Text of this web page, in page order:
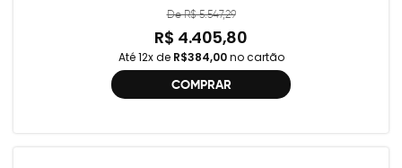
De R$ 5.547,29
R$ 4.405,80
Até 12x de R$384,00no cartão
COMPRAR